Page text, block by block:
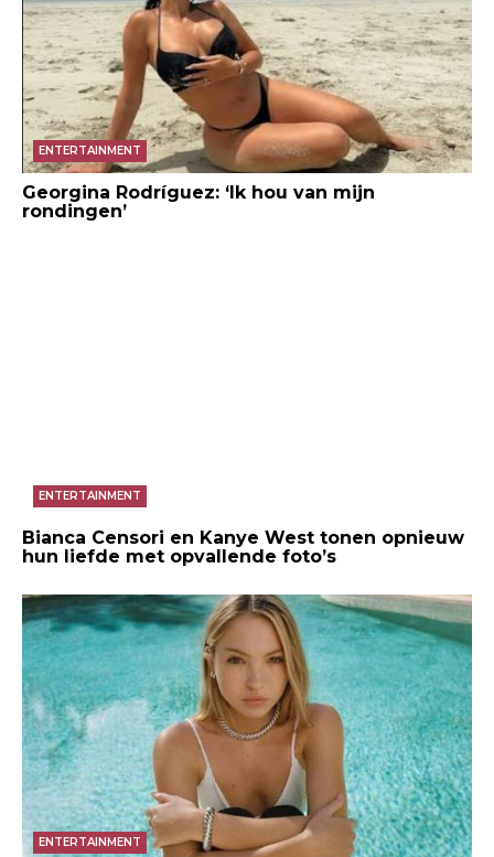
ENTERTAINMENT
Georgina Rodríguez: ‘Ik hou van mijn
rondingen’
ENTERTAINMENT
Bianca Censori en Kanye West tonen opnieuw
hun liefde met opvallende foto’s
ENTERTAINMENT